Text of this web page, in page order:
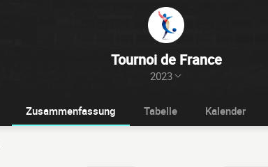
Tournoi de France
2023
Zusammenfassung Tabelle Kalender